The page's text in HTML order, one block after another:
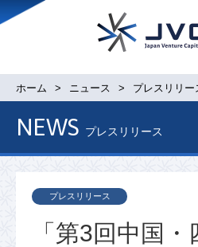
ホーム ニュース プレスリリー
NEWS プレスリリース
「第3回中国
プレスリリース